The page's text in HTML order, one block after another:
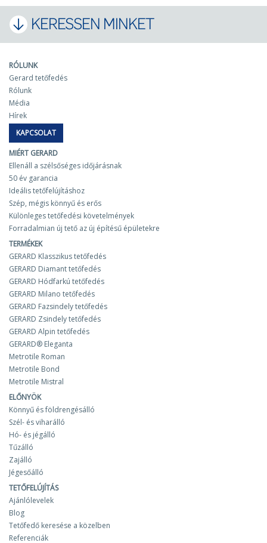
KERESSEN MINKET
RÓLUNK
Gerard tetőfedés
Rólunk
Média
Hírek
KAPCSOLAT
MIÉRT GERARD
Ellenáll a szélsőséges időjárásnak
50 év garancia
Ideális tetőfelújításhoz
Szép, mégis könnyű és erős
Különleges tetőfedési követelmények
Forradalmian új tető az új építésű épületekre
TERMÉKEK
GERARD Klasszikus tetőfedés
GERARD Diamant tetőfedés
GERARD Hódfarkú tetőfedés
GERARD Milano tetőfedés
GERARD Fazsindely tetőfedés
GERARD Zsindely tetőfedés
GERARD Alpin tetőfedés
GERARD® Eleganta
Metrotile Roman
Metrotile Bond
Metrotile Mistral
ELŐNYÖK
Könnyű és földrengésálló
Szél- és viharálló
Hó- és jégálló
Tűzálló
Zajálló
Jégesőálló
TETŐFELÚJÍTÁS
Ajánlólevelek
Blog
Tetőfedő keresése a közelben
Referenciák